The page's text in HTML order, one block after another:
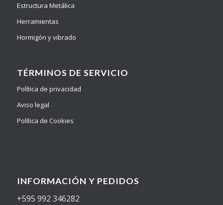
Estructura Metálica
Herramientas
Hormigón y vibrado
TÉRMINOS DE SERVICIO
Política de privacidad
Aviso legal
Política de Cookies
INFORMACIÓN Y PEDIDOS
+595 992 346282